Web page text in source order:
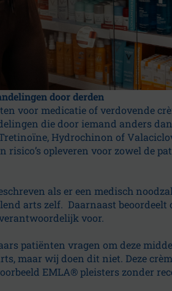
door derden
voor medicatie of verdovende
die door iemand anders
Hydrochinon of
risico’s opleveren voor zowel de
als er een medisch
arts zelf. Daarnaast beoordeelt
voor.
patiënten vragen om deze
maar wij doen dit niet. Deze
EMLA® pleisters zonder